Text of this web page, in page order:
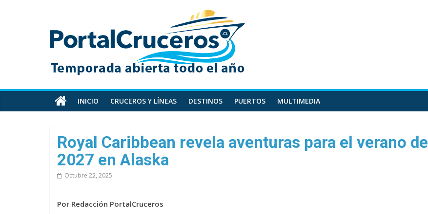
PortalCruceros
Toda
información
cruceros
en
un
sitio
INICIO CRUCEROS Y LÍNEAS DESTINOS PUERTOS MULTIMEDIA
Royal Caribbean revela aventuras para el verano de
2027 en Alaska
Octubre 22, 2025
Por Redacción PortalCruceros